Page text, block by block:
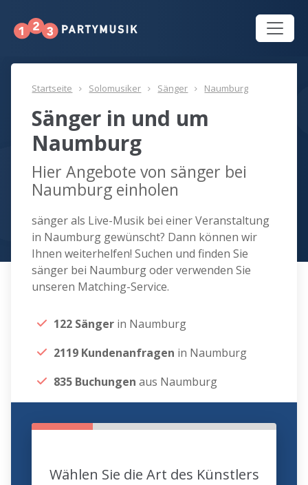
Startseite Solomusiker Sänger Naumburg
Sänger in und um
Naumburg
Hier Angebote von sänger bei
Naumburg einholen
sänger als Live-Musik bei einer Veranstaltung
in Naumburg gewünscht? Dann können wir
Ihnen weiterhelfen! Suchen und finden Sie
sänger bei Naumburg oder verwenden Sie
unseren Matching-Service.
122 Sänger in Naumburg
2119 Kundenanfragen in Naumburg
835 Buchungen aus Naumburg
Wählen Sie die Art des Künstlers